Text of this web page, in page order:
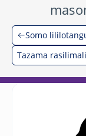
Somo
Tazama rasilimali